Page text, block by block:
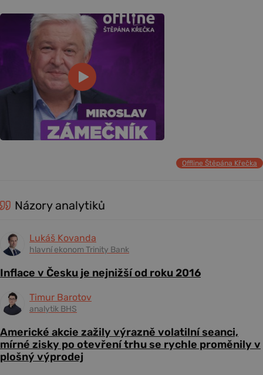
Offline Štěpána Křečka
Názory analytiků
Lukáš Kovanda
hlavní ekonom Trinity Bank
Inflace v Česku je nejnižší od roku 2016
Timur Barotov
analytik BHS
Americké akcie zažily výrazně volatilní seanci,
mírné zisky po otevření trhu se rychle proměnily v
plošný výprodej